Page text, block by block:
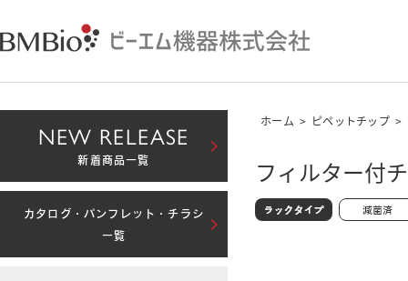
ホーム > ピペットチップ >
フィルター
NEW RELEASE
新着商品一覧
カタログ・パンフレット・チラシ
一覧